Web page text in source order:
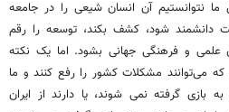
ما نتوانستیم آن انسان شیعی را در جامعه
دانشمند شود، کشف بکند، توسعه را رقم
علمی و فرهنگی جهانی بشود. اما یک نکته
که می‌توانند مشکلات کشور را رفع کنند و ما
بازی گرفته نمی شوند، یا دارند از ایران